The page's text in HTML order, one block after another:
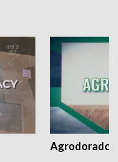
Agrodoradcy